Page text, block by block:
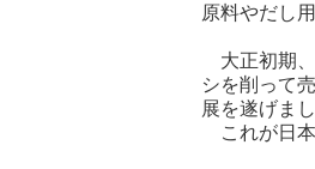
原料やだし
大正初期、
シを削って
展を遂げまし
これが日本